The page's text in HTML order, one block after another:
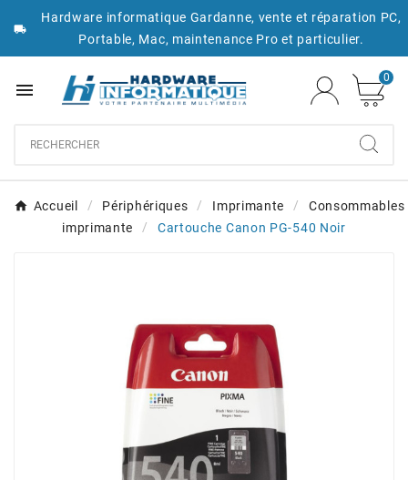

Hardware informatique Gardanne, vente et réparation PC,
Portable, Mac, maintenance Pro et particulier.

0
Accueil Périphériques Imprimante
Consommables
imprimante
Cartouche Canon PG-540 Noir